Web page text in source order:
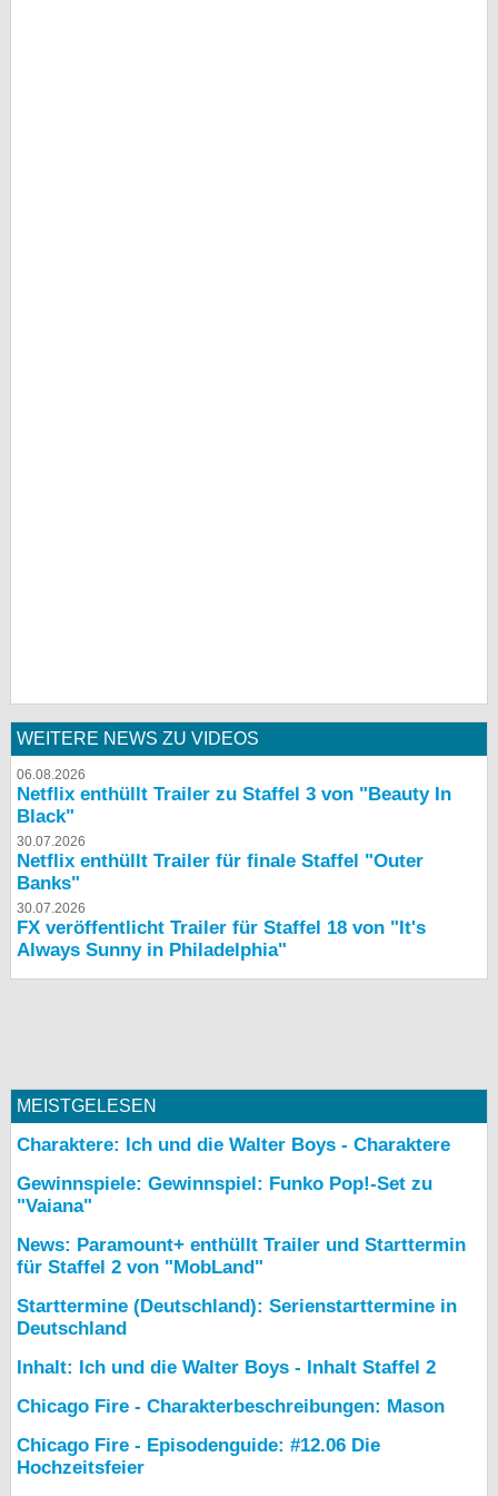
WEITERE NEWS ZU VIDEOS
06.08.2026
Netflix enthüllt Trailer zu Staffel 3 von "Beauty In
Black"
30.07.2026
Netflix enthüllt Trailer für finale Staffel "Outer
Banks"
30.07.2026
FX veröffentlicht Trailer für Staffel 18 von "It's
Always Sunny in Philadelphia"
MEISTGELESEN
Charaktere: Ich und die Walter Boys - Charaktere
Gewinnspiele: Gewinnspiel: Funko Pop!-Set zu
"Vaiana"
News: Paramount+ enthüllt Trailer und Starttermin
für Staffel 2 von "MobLand"
Starttermine (Deutschland): Serienstarttermine in
Deutschland
Inhalt: Ich und die Walter Boys - Inhalt Staffel 2
Chicago Fire - Charakterbeschreibungen: Mason
Chicago Fire - Episodenguide: #12.06 Die
Hochzeitsfeier